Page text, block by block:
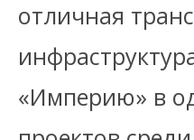
отличная
«Империю» в